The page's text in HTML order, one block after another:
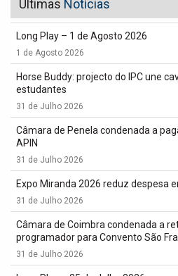
Últimas Notícias
Long Play – 1 de Agosto 2026
1 de Agosto 2026
Horse Buddy: projecto do IPC une
estudantes
31 de Julho 2026
Câmara de Penela condenada a
APIN
31 de Julho 2026
Expo Miranda 2026 reduz despesa
31 de Julho 2026
Câmara de Coimbra condenada a
programador para Convento São
31 de Julho 2026